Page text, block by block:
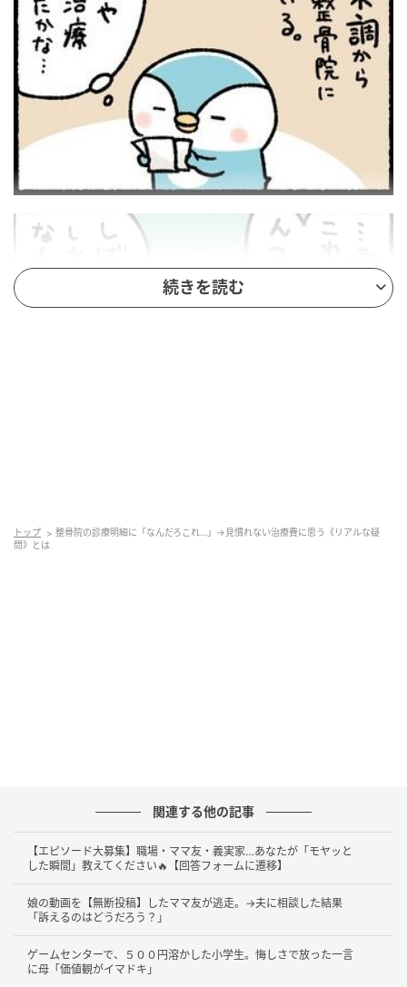
続きを読む
トップ
整骨院の診療明細に「なんだろこれ…」→見慣れない治療費に思う《リアルな疑
問》とは
関連する他の記事
【エピソード大募集】職場・ママ友・義実家…あなたが「モヤッと
した瞬間」教えてください🔥【回答フォームに遷移】
娘の動画を【無断投稿】したママ友が逃走。→夫に相談した結果
「訴えるのはどうだろう？」
ゲームセンターで、５００円溶かした小学生。悔しさで放った一言
に母「価値観がイマドキ」